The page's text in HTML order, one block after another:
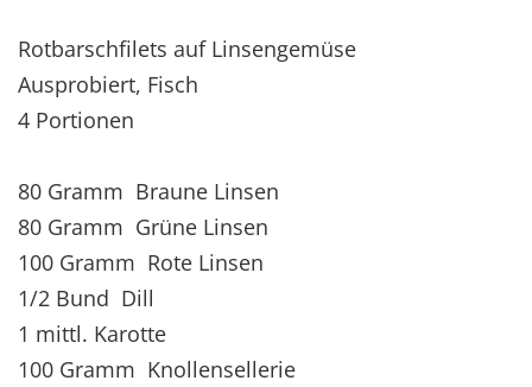
Rotbarschfilets auf Linsengemüse
Ausprobiert, Fisch
4 Portionen
80 Gramm Braune Linsen
80 Gramm Grüne Linsen
100 Gramm Rote Linsen
1/2 Bund Dill
1 mittl. Karotte
100 Gramm Knollensellerie